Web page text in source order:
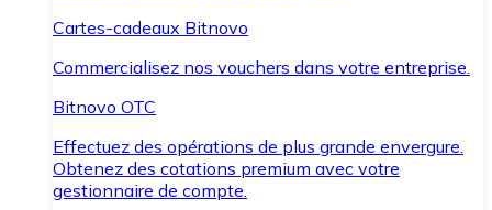
Cartes-cadeaux Bitnovo
Commercialisez nos vouchers dans votre entreprise.
Bitnovo OTC
Effectuez des opérations de plus grande envergure.
Obtenez des cotations premium avec votre
gestionnaire de compte.